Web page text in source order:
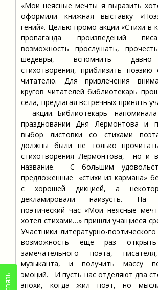
«Мои неясные мечты я выразить
оформили книжная выставку
гений». Целью промо-акции «Стихи в
пропаганда произведений
возможность прослушать,
шедевры, вспомнить давно
стихотворения, приблизить поэзию
читателю. Для привлечения
кругов читателей библиотекарь
села, предлагая встречных принять
— акции. Библиотекарь
праздновании Дня Лермонтова и
выбор листовки со стихами
должны были не только
стихотворения Лермонтова, но и
название. С большим
предложенные «стихи из кармана»
с хорошей дикцией, а
декламировали наизусть. На
поэтический час «Мои неясные
хотел стихами…» пришли учащиеся
Участники литературно-
возможность ещё раз открыть
замечательного поэта,
музыканта, и получить массу
эмоций. И пусть нас отделяют два
эпохи, когда жил поэт, но